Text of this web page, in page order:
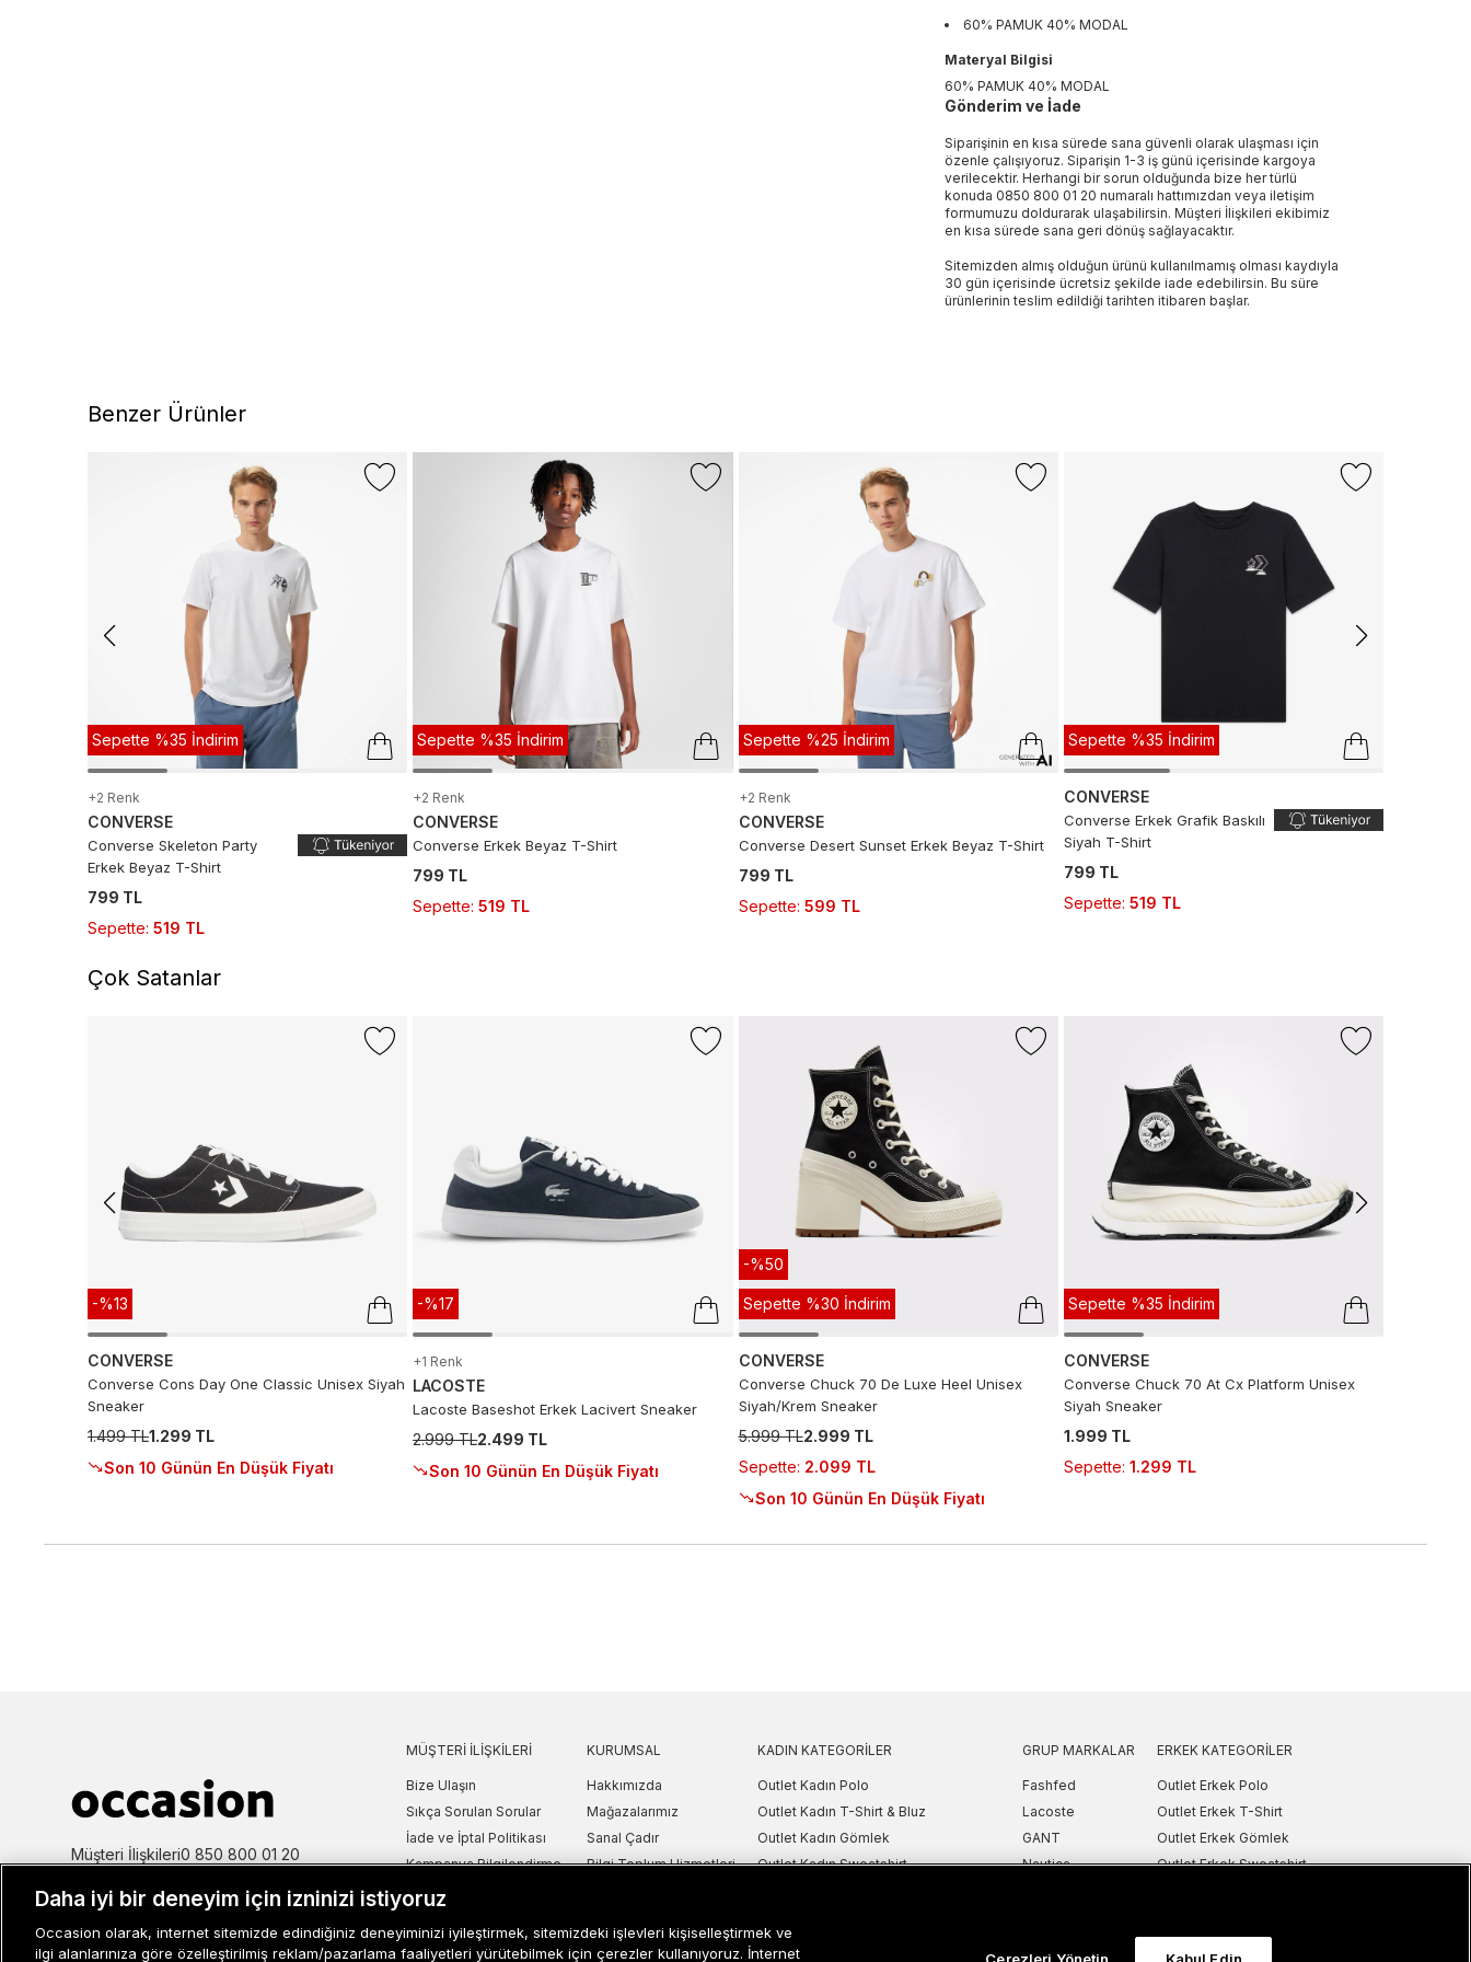
60% PAMUK 40% MODAL
Materyal Bilgisi
60% PAMUK 40% MODAL
Gönderim ve İade
Siparişinin en kısa sürede sana güvenli olarak ulaşması için
özenle çalışıyoruz. Siparişin 1-3 iş günü içerisinde kargoya
verilecektir. Herhangi bir sorun olduğunda bize her türlü
konuda 0850 800 01 20 numaralı hattımızdan veya iletişim
formumuzu doldurarak ulaşabilirsin. Müşteri İlişkileri ekibimiz
en kısa sürede sana geri dönüş sağlayacaktır.
Sitemizden almış olduğun ürünü kullanılmamış olması kaydıyla
30 gün içerisinde ücretsiz şekilde iade edebilirsin. Bu süre
ürünlerinin teslim edildiği tarihten itibaren başlar.
Benzer Ürünler
Sepette %35 İndirim
+2 Renk
CONVERSE
Converse Skeleton Party
Erkek Beyaz T-Shirt
799 TL
Sepette: 519 TL
Sepette %35 İndirim
+2 Renk
CONVERSE
Converse Erkek Beyaz T-Shirt
799 TL
Sepette: 519 TL
Sepette %25 İndirim
+2 Renk
CONVERSE
Converse Desert Sunset Erkek Beyaz T-Shirt
799 TL
Sepette: 599 TL
Sepette %35 İndirim
CONVERSE
Converse Erkek Grafik Baskılı
Siyah T-Shirt
799 TL
Sepette: 519 TL
Çok Satanlar
-%13
CONVERSE
Converse Cons Day One Classic Unisex Siyah
Sneaker
1.499 TL1.299 TL
Son 10 Günün En Düşük Fiyatı
-%17
+1 Renk
LACOSTE
Lacoste Baseshot Erkek Lacivert Sneaker
2.999 TL2.499 TL
Son 10 Günün En Düşük Fiyatı
-%50
Sepette %30 İndirim
CONVERSE
Converse Chuck 70 De Luxe Heel Unisex
Siyah/Krem Sneaker
5.999 TL2.999 TL
Sepette: 2.099 TL
Son 10 Günün En Düşük Fiyatı
Sepette %35 İndirim
CONVERSE
Converse Chuck 70 At Cx Platform Unisex
Siyah Sneaker
1.999 TL
Sepette: 1.299 TL
Müşteri İlişkileri0 850 800 01 20
MÜŞTERI İLIŞKILERI
Bize Ulaşın
Sıkça Sorulan Sorular
İade ve İptal Politikası
Kampanya Bilgilendirme
Kullanım Şartları
Site Haritası
KURUMSAL
Hakkımızda
Mağazalarımız
Sanal Çadır
Bilgi Toplum Hizmetleri
KADIN KATEGORILER
Outlet Kadın Polo
Outlet Kadın T-Shirt & Bluz
Outlet Kadın Gömlek
Outlet Kadın Sweatshirt
Outlet Kadın Mont & Ceket
GRUP MARKALAR
Fashfed
Lacoste
GANT
Nautica
ERKEK KATEGORILER
Outlet Erkek Polo
Outlet Erkek T-Shirt
Outlet Erkek Gömlek
Outlet Erkek Sweatshirt
Outlet Erkek Mont & Ceket
Daha iyi bir deneyim için izninizi istiyoruz
Occasion olarak, internet sitemizde edindiğiniz deneyiminizi iyileştirmek, sitemizdeki işlevleri kişiselleştirmek ve
ilgi alanlarınıza göre özelleştirilmiş reklam/pazarlama faaliyetleri yürütebilmek için çerezler kullanıyoruz. İnternet